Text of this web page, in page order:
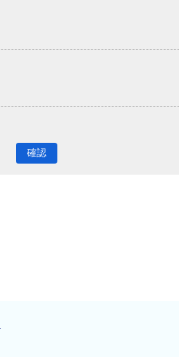
確認